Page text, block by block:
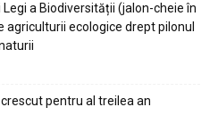
a Biodiversității (jalon-cheie în
agriculturii ecologice drept pilonul
pentru al treilea an